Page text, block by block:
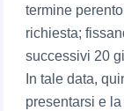
termine
richiesta;
successivi 20
In tale data,
presentarsi e